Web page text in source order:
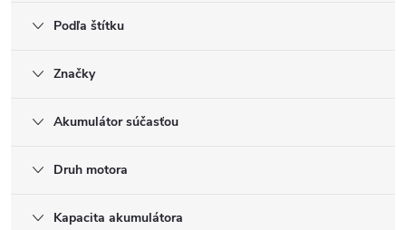
Podľa štítku
Značky
Akumulátor súčasťou
Druh motora
Kapacita akumulátora